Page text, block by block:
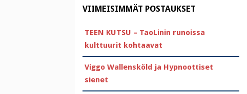
VIIMEISIMMÄT POSTAUKSET
TEEN KUTSU – TaoLinin runoissa
kulttuurit kohtaavat
Viggo Wallensköld ja Hypnoottiset
sienet